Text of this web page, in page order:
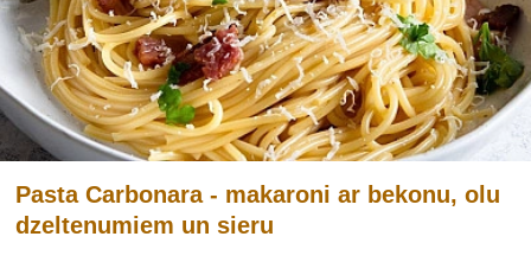
Pasta Carbonara - makaroni ar bekonu, olu
dzeltenumiem un sieru